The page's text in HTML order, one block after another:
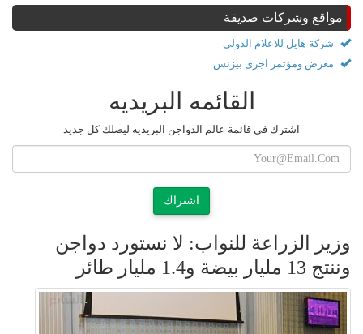
مواقع وشركات صديقة
شركة هايل للاعلام الدولى
معرض ومؤتمر اجرى بيزنس
القائمه البريديه
اشترك في قائمة عالم الدواجن البريديه ليصلك كل جديد
اشتراك
وزير الزراعة للنواب: لا نستورد دواجن
وننتج 13 مليار بيضة و1.4 مليار طائر